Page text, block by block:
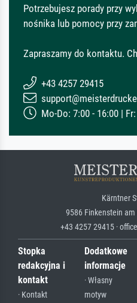
Potrzebujesz porady przy
nośnika lub pomocy przy
Zapraszamy do kontaktu.
+43 4257 29415
Mo-Do: 7:00 - 16:00 |
Kärntner
9586 Finkenstein am
+43 4257 29415 ·
Stopka
redakcyjna i
kontakt
· Kontakt
Dodatkowe
informacje
· Własny
motyw